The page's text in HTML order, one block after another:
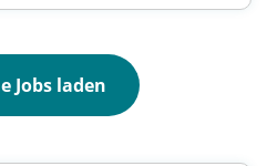
Jobs laden